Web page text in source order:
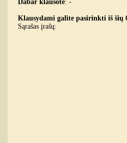
Dabar klausote: -
Klausydami galite pasirinkti iš šių
Sąrašas įrašų: